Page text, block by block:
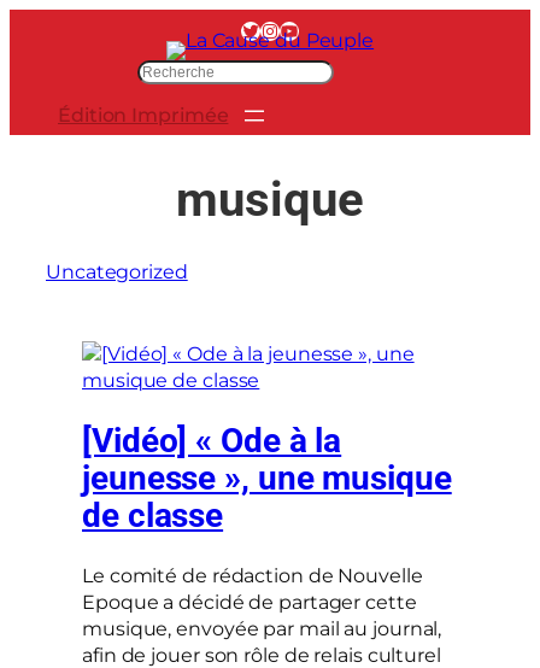
Twitter InstagramYouTube
e
Édition Imprimée
musique
Uncategorized
[Vidéo] « Ode à la
jeunesse », une musique
de classe
Le comité de rédaction de Nouvelle
Epoque a décidé de partager cette
musique, envoyée par mail au journal,
afin de jouer son rôle de relais culturel